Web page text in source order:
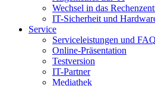
Wechsel in das
IT-Sicherheit und
Service
Serviceleistungen und FAQ
Online-Präsentation
Testversion
IT-Partner
Mediathek